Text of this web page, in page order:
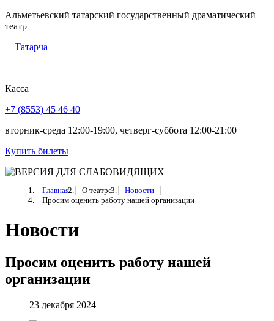
Альметьевский татарский государственный драматический
театр
Татарча
Касса
+7 (8553) 45 46 40
вторник-среда 12:00-19:00, четверг-суббота 12:00-21:00
Купить билеты
МЕНЮ
Главная О театре
Новости
Просим оценить работу нашей организации
Новости
Просим оценить работу нашей
организации
23 декабря 2024